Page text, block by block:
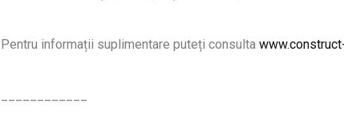
Pentru informații suplimentare puteți consulta